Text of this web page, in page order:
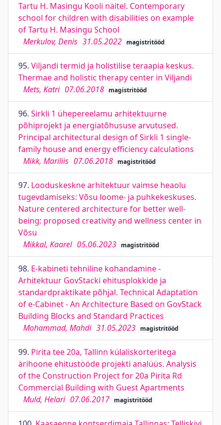
Tartu H. Masingu Kooli näitel. Contemporary
school for children with disabilities on example
of Tartu H. Masingu School
Merkulov, Denis 31.05.2022 magistritööd
95. Viljandi termid ja holistilise teraapia keskus.
Thermae and holistic therapy center in Viljandi
Mets, Katri 07.06.2018 magistritööd
96. Sirkli 1 ühepereelamu arhitektuurne
põhiprojekt ja energiatõhususe arvutused.
Principal architectural design of Sirkli 1 single-
family house and energy efficiency calculations
Mikk, Mariliis 07.06.2018 magistritööd
97. Looduskeskne arhitektuur vaimse heaolu
tugevdamiseks: Võsu loome- ja puhkekeskuses.
Nature centered architecture for better well-
being: proposed creativity and wellness center in
Võsu
Mikkal, Kaarel 05.06.2023 magistritööd
98. E-kabineti tehniline kohandamine -
Arhitektuur GovStacki ehitusplokkide ja
standardpraktikate põhjal. Technical Adaptation
of e-Cabinet - An Architecture Based on GovStack
Building Blocks and Standard Practices
Mohammad, Mahdi 31.05.2023 magistritööd
99. Pirita tee 20a, Tallinn külaliskorteritega
ärihoone ehitustööde projekti analüüs. Analysis
of the Construction Project for 20a Pirita Rd
Commercial Building with Guest Apartments
Muld, Helari 07.06.2017 magistritööd